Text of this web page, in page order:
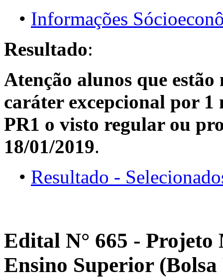
• Informações
Resultado:
Atenção alunos que estão
caráter excepcional por 1
PR1 o visto regular ou
18/01/2019.
• Resultado -
Edital N° 665 - Projeto
Ensino Superior